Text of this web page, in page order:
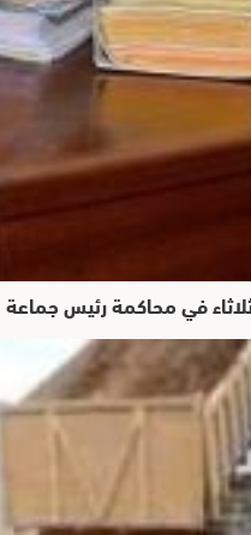
في محاكمة رئيس